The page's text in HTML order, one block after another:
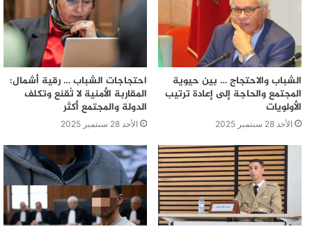
الشباب والاحتجاج … بين حيوية
المجتمع والحاجة إلى إعادة ترتيب
الأولويات
الأحد 28 سبتمبر 2025
احتجاجات الشباب … رقية أشمال:
المقاربة الأمنية لا تُقنع وتكلف
الدولة والمجتمع أكثر
الأحد 28 سبتمبر 2025